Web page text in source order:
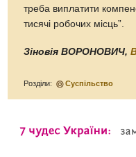
треба виплатити
тисячі робочих місць”.
Зіновія ВОРОНОВИЧ,
Розділи: Суспільство